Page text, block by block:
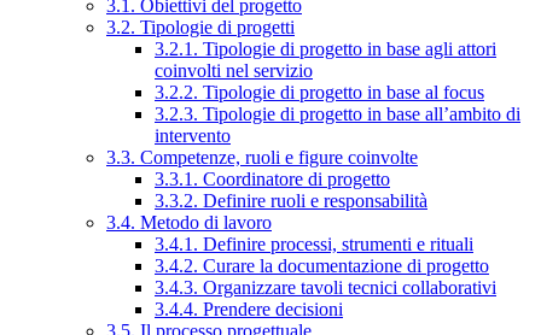
3.1. Obiettivi del progetto
3.2. Tipologie di progetti
3.2.1. Tipologie di progetto in base agli attori
coinvolti nel servizio
3.2.2. Tipologie di progetto in base al focus
3.2.3. Tipologie di progetto in base all’ambito di
intervento
3.3. Competenze, ruoli e figure coinvolte
3.3.1. Coordinatore di progetto
3.3.2. Definire ruoli e responsabilità
3.4. Metodo di lavoro
3.4.1. Definire processi, strumenti e rituali
3.4.2. Curare la documentazione di progetto
3.4.3. Organizzare tavoli tecnici collaborativi
3.4.4. Prendere decisioni
3.5. Il processo progettuale